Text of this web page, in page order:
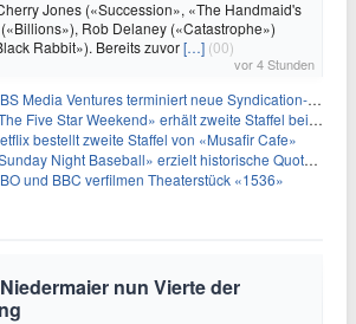
Jones («Succession», «The Handmaid's
Rob Delaney («Catastrophe»)
Rabbit»). Bereits zuvor[…] (00)
vor 4 Stunden
Media Ventures terminiert neue Syndication-Formate
Five Star Weekend» erhält zweite Staffel bei Peacock
bestellt zweite Staffel von «Musafir Cafe»
Night Baseball» erzielt historische Quotenserie für NBC
und BBC verfilmen Theaterstück «1536»
nun Vierte der